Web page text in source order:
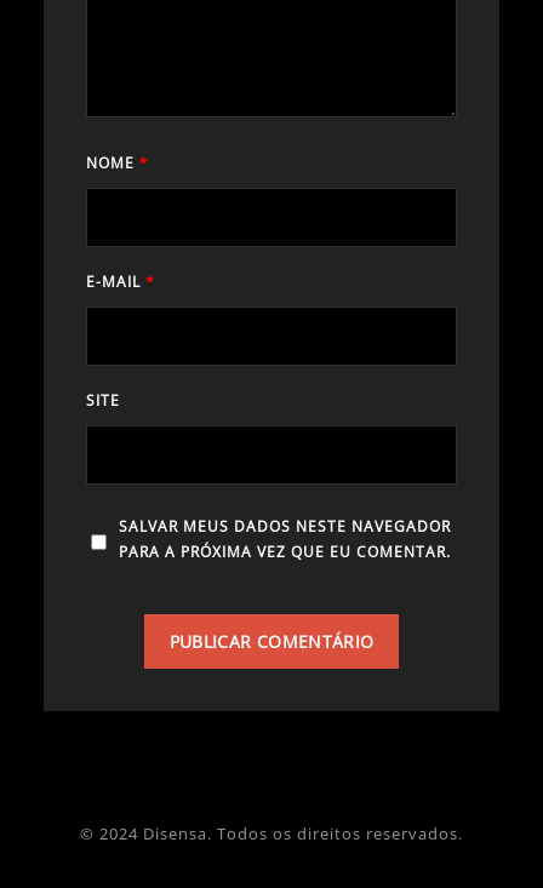
NOME *
E-MAIL *
SITE
SALVAR MEUS DADOS NESTE NAVEGADOR
PARA A PRÓXIMA VEZ QUE EU COMENTAR.
© 2024 Disensa. Todos os direitos reservados.